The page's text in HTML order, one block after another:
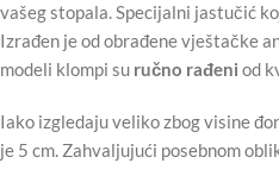
vašeg stopala. Specijalni jastučić
Izrađen je od obrađene vještačke
modeli klompi su ručno rađeni od
Iako izgledaju veliko zbog visine
je 5 cm. Zahvaljujući posebnom